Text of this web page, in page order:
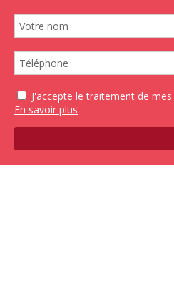
J'accepte le traitement de
En savoir plus